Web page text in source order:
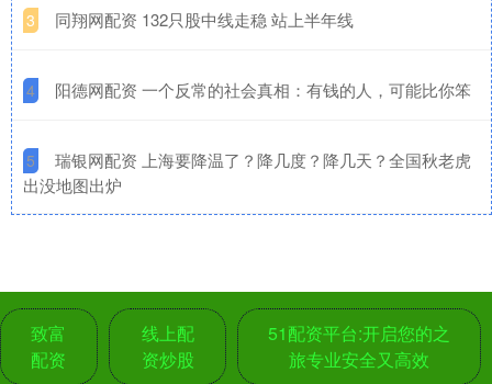
3 ​同翔网配资 132只股中线走稳 站上半年线
4 ​阳德网配资 一个反常的社会真相：有钱的人，可能比你笨
5
​瑞银网配资 上海要降温了？降几度？降几天？全国秋老虎
出没地图出炉
致富
配资
线上配
资炒股
51配资平台:开启您的之
旅专业安全又高效